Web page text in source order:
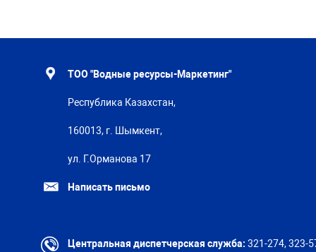
ТОО "Водные ресурсы-Маркетинг"
Республика Казахстан,
160013, г. Шымкент,
ул. Г.Орманова 17
Написать письмо
Центральная диспетчерская служба: 321-274, 323-